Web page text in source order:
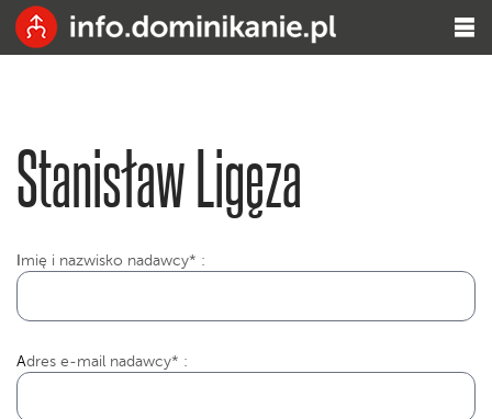
Stanisław Ligęza
mię i nazwisko nadawcy* :
Adres e-mail nadawcy* :